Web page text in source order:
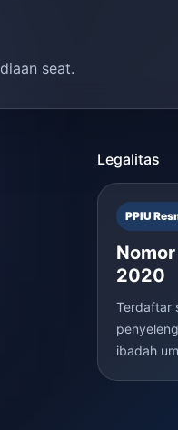
seat.
Legalitas
PPIU
2020
Terdaftar
ibadah